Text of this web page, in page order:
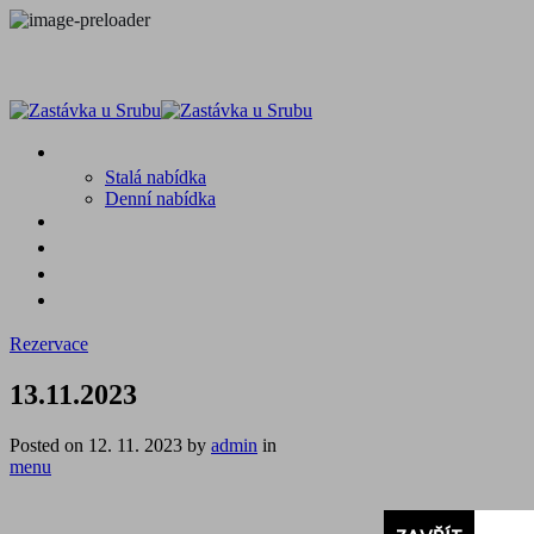
Stalá nabídka
Denní nabídka
Rezervace
13.11.2023
Posted on 12. 11. 2023 by admin in
menu